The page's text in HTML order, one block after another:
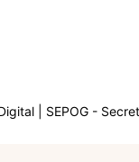
| SEPOG -